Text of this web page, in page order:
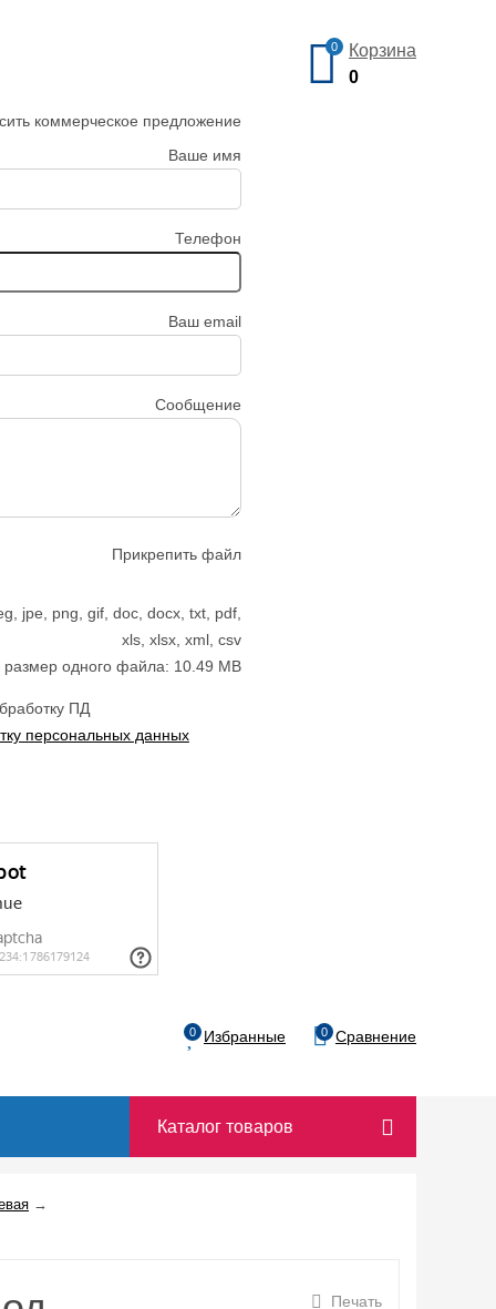
коммерческое предложение
Ваше имя
Телефон
Ваш email
Сообщение
Прикрепить файл
jpe, png, gif, doc, docx, txt, pdf,
xls, xlsx, xml, csv
одного файла: 10.49 MB
ПД
персональных данных
0
Корзина
0
0 Избранные 0 Сравнение
Каталог товаров
→
Печать